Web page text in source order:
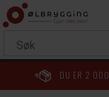
DU ER 2 000